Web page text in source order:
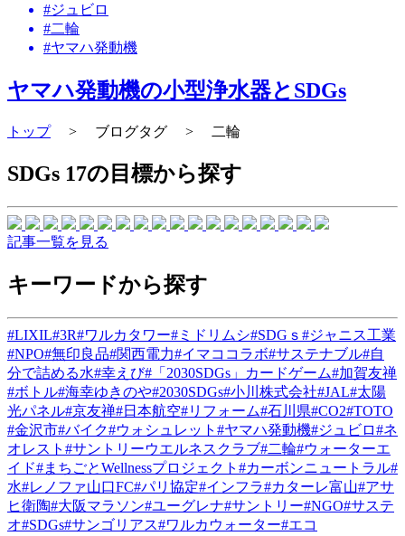
#ジュビロ
#二輪
#ヤマハ発動機
ヤマハ発動機の小型浄水器とSDGs
トップ> ブログタグ > 二輪
SDGs 17の目標から探す
記事一覧を見る
キーワードから探す
#LIXIL#3R#ワルカタワー#ミドリムシ#SDGｓ #ジャニス工業
#NPO#無印良品#関西電力#イマココラボ#サステナブル#自
分で詰める水#幸えび#「2030SDGs」カードゲーム#加賀友禅
#ボトル#海幸ゆきのや#2030SDGs#小川株式会社#JAL#太陽
光パネル#京友禅#日本航空#リフォーム#石川県#CO2#TOTO
#金沢市#バイク#ウォシュレット #ヤマハ発動機#ジュビロ#ネ
オレスト #サントリーウエルネスクラブ#二輪#ウォーターエ
イド#まちごとWellnessプロジェクト #カーボンニュートラル#
水#レノファ山口FC#パリ協定#インフラ#カターレ富山#アサ
ヒ衛陶#大阪マラソン#ユーグレナ#サントリー#NGO#サステ
オ#SDGs#サンゴリアス#ワルカウォーター#エコ